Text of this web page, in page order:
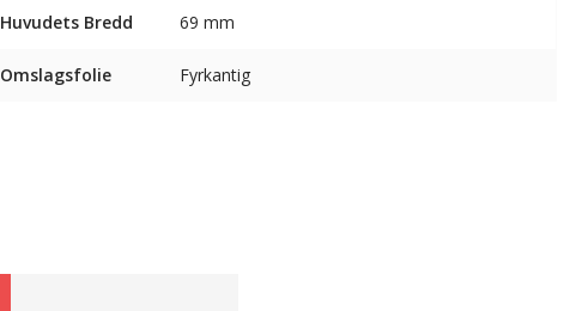
Huvudets Bredd 69 mm
Omslagsfolie Fyrkantig